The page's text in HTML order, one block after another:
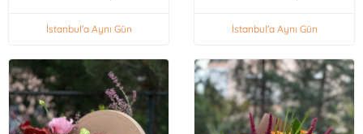
İstanbul'a Aynı Gün İstanbul'a Aynı Gün